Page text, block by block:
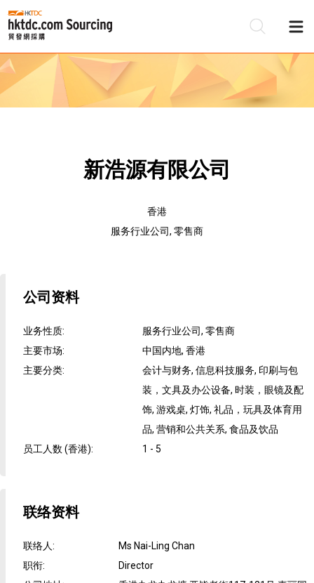
新浩源有限公司
香港
服务行业公司, 零售商
公司资料
业务性质:
服务行业公司, 零售商
主要市场:
中国内地, 香港
主要分类:
会计与财务, 信息科技服务, 印刷与包
装，文具及办公设备, 时装，眼镜及配
饰, 游戏桌, 灯饰, 礼品，玩具及体育用
品, 营销和公共关系, 食品及饮品
员工人数 (香港): 1 - 5
联络资料
联络人:
Ms Nai-Ling Chan
职衔:
Director